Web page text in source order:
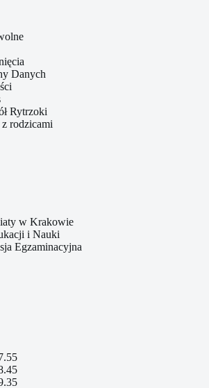
Danych
Rytrzoki
rodzicami
w Krakowie
i Nauki
Egzaminacyjna